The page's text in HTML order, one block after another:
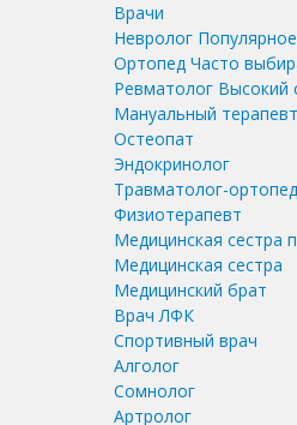
Врачи
Невролог Популярное
Ортопед Часто
Ревматолог Высокий
Мануальный терапевт
Остеопат
Эндокринолог
Травматолог-ортопед
Физиотерапевт
Медицинская сестра
Медицинская сестра
Медицинский брат
Врач ЛФК
Спортивный врач
Алголог
Сомнолог
Артролог